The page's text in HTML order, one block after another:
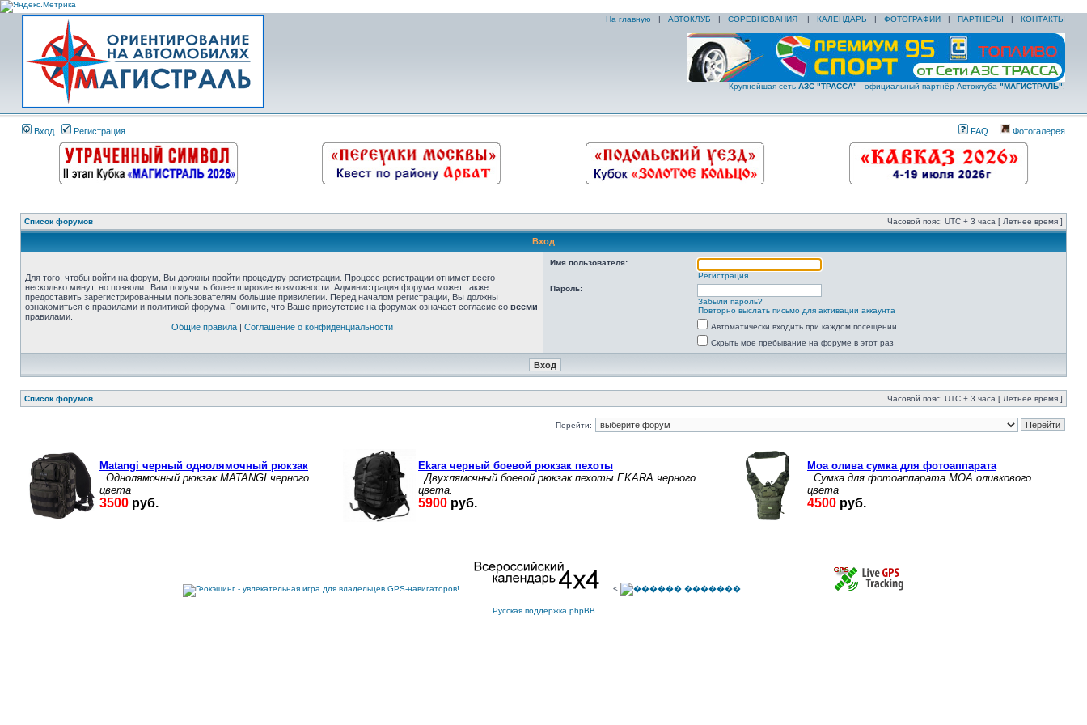
На главную | АВТОКЛУБ | СОРЕВНОВАНИЯ | КАЛЕНДАРЬ | ФОТОГРАФИИ | ПАРТНЁРЫ | КОНТАКТЫ
Крупнейшая сеть АЗС "ТРАССА" - официальный партнёр Автоклуба "МАГИСТРАЛЬ"!
Вход Регистрация FAQ Фотогалерея
Список форумов Часовой пояс: UTC + 3 часа [ Летнее время ]
Вход
Для того, чтобы войти на форум, Вы должны пройти процедуру регистрации. Процесс регистрации отнимет всего
несколько минут, но позволит Вам получить более широкие возможности. Администрация форума может также
предоставить зарегистрированным пользователям большие привилегии. Перед началом регистрации, Вы должны
ознакомиться с правилами и политикой форума. Помните, что Ваше присутствие на форумах означает согласие со всеми
правилами.
Общие правила| Соглашение о конфиденциальности
Имя пользователя:
Регистрация
Пароль:
Забыли пароль?
Повторно выслать письмо для активации аккаунта
Автоматически входить при каждом посещении
Скрыть мое пребывание на форуме в этот раз
Список форумов Часовой пояс: UTC + 3 часа [ Летнее время ]
Перейти:
<
Русская поддержка phpBB